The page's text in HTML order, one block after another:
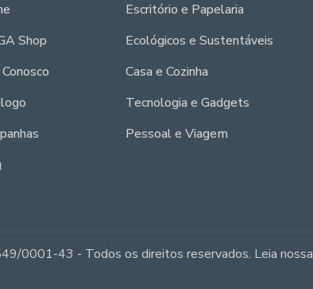
Shop
Escritório e Papelaria
Ecológicos e Sustentáveis
Casa e Cozinha
Tecnologia e Gadgets
Pessoal e Viagem
0001-43 - Todos os direitos reservados. Leia nossa